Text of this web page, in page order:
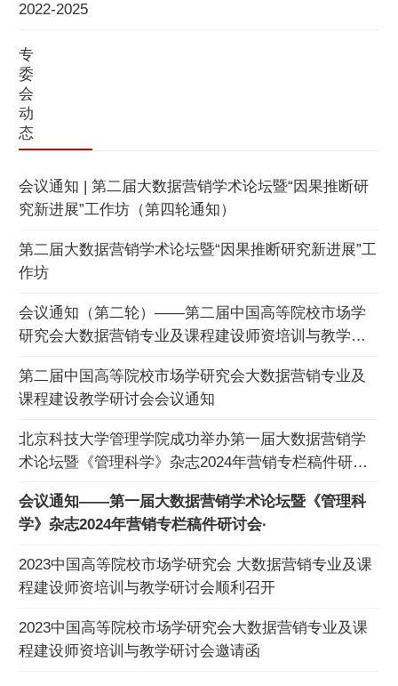
2022-2025
专
委
会
动
态
会议通知 | 第二届大数据营销学术论坛暨“因果推断研
究新进展”工作坊（第四轮通知）
第二届大数据营销学术论坛暨“因果推断研究新进展”工
作坊
会议通知（第二轮）——第二届中国高等院校市场学
研究会大数据营销专业及课程建设师资培训与教学研
第二届中国高等院校市场学研究会大数据营销专业及
课程建设教学研讨会会议通知
北京科技大学管理学院成功举办第一届大数据营销学
术论坛暨《管理科学》杂志2024年营销专栏稿件研讨
会议通知——第一届大数据营销学术论坛暨《管理科
学》杂志2024年营销专栏稿件研讨会·
2023中国高等院校市场学研究会 大数据营销专业及课
程建设师资培训与教学研讨会顺利召开
2023中国高等院校市场学研究会大数据营销专业及课
程建设师资培训与教学研讨会邀请函